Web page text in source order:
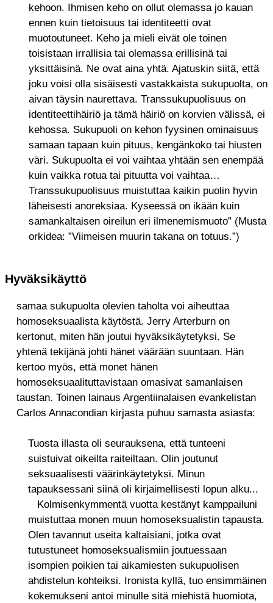
kehoon. Ihmisen keho on ollut olemassa jo kauan
ennen kuin tietoisuus tai identiteetti ovat
muotoutuneet. Keho ja mieli eivät ole toinen
toisistaan irrallisia tai olemassa erillisinä tai
yksittäisinä. Ne ovat aina yhtä. Ajatuskin siitä, että
joku voisi olla sisäisesti vastakkaista sukupuolta, on
aivan täysin naurettava. Transsukupuolisuus on
identiteettihäiriö ja tämä häiriö on korvien välissä, ei
kehossa. Sukupuoli on kehon fyysinen ominaisuus
samaan tapaan kuin pituus, kengänkoko tai hiusten
väri. Sukupuolta ei voi vaihtaa yhtään sen enempää
kuin vaikka rotua tai pituutta voi vaihtaa…
Transsukupuolisuus muistuttaa kaikin puolin hyvin
läheisesti anoreksiaa. Kyseessä on ikään kuin
samankaltaisen oireilun eri ilmenemismuoto” (Musta
orkidea: ”Viimeisen muurin takana on totuus.”)
Hyväksikäyttö
samaa sukupuolta olevien taholta voi aiheuttaa
homoseksuaalista käytöstä. Jerry Arterburn on
kertonut, miten hän joutui hyväksikäytetyksi. Se
yhtenä tekijänä johti hänet väärään suuntaan. Hän
kertoo myös, että monet hänen
homoseksuaalituttavistaan omasivat samanlaisen
taustan. Toinen lainaus Argentiinalaisen evankelistan
Carlos Annacondian kirjasta puhuu samasta asiasta:
Tuosta illasta oli seurauksena, että tunteeni
suistuivat oikeilta raiteiltaan. Olin joutunut
seksuaalisesti väärinkäytetyksi. Minun
tapauksessani siinä oli kirjaimellisesti lopun alku...
Kolmisenkymmentä vuotta kestänyt kamppailuni
muistuttaa monen muun homoseksualistin tapausta.
Olen tavannut useita kaltaisiani, jotka ovat
tutustuneet homoseksualismiin joutuessaan
isompien poikien tai aikamiesten sukupuolisen
ahdistelun kohteiksi. Ironista kyllä, tuo ensimmäinen
kokemukseni antoi minulle sitä miehistä huomiota,